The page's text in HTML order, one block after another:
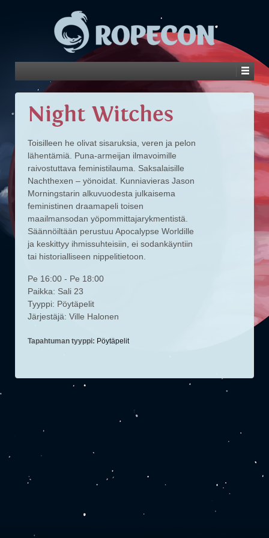
Night Witches
Toisilleen he olivat sisaruksia, veren ja pelon
lähentämiä. Puna-armeijan ilmavoimille
raivostuttava feministilauma. Saksalaisille
Nachthexen – yönoidat. Kunniavieras Jason
Morningstarin alkuvuodesta julkaisema
feministinen draamapeli toisen
maailmansodan yöpommittajarykmentistä.
Säännöiltään perustuu Apocalypse Worldille
ja keskittyy ihmissuhteisiin, ei sodankäyntiin
tai historialliseen nippelitietoon.
Pe 16:00 - Pe 18:00
Paikka: Sali 23
Tyyppi: Pöytäpelit
Järjestäjä: Ville Halonen
Tapahtuman tyyppi: Pöytäpelit
↑